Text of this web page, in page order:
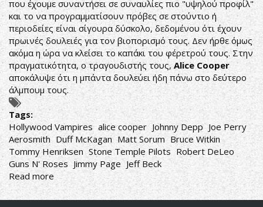
που έχουμε συναντήσει σε συναυλίες πιο "υψηλού προφίλ"
και το να προγραμματίσουν πρόβες σε στούντιο ή
περιοδείες είναι σίγουρα δύσκολο, δεδομένου ότι έχουν
πρωινές δουλειές για τον βιοπορισμό τους. Δεν ήρθε όμως
ακόμα η ώρα να κλείσει το καπάκι του φέρετρού τους. Στην
πραγματικότητα, ο τραγουδιστής τους,Alice Cooper
αποκάλυψε ότι η μπάντα δουλεύει ήδη πάνω στο δεύτερο
άλμπουμ τους.
Tags:
Hollywood Vampires alice cooper Johnny Depp Joe Perry
Aerosmith Duff McKagan Matt Sorum Bruce Witkin
Tommy Henriksen Stone Temple Pilots Robert DeLeo
Guns N' Roses Jimmy Page Jeff Beck
Read more about
ALICE
COOPER: